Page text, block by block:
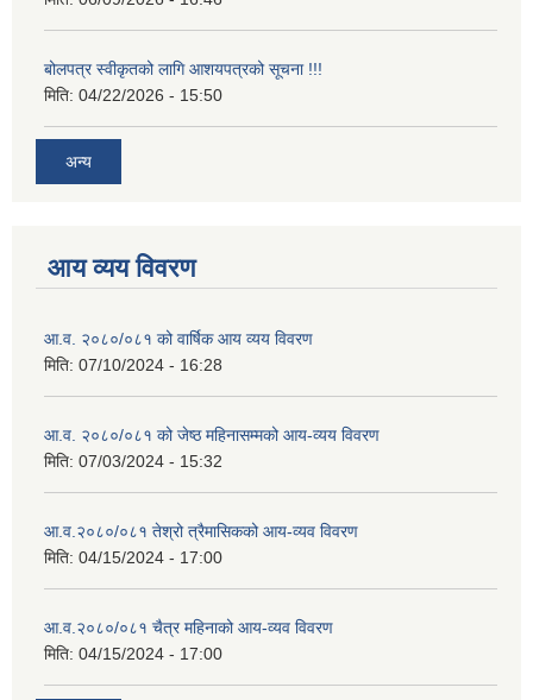
बोलपत्र स्वीकृतको लागि आशयपत्रको सूचना !!!
मिति: 04/22/2026 - 15:50
अन्य
आय व्यय विवरण
आ.व. २०८०/०८१ को वार्षिक आय व्यय विवरण
मिति: 07/10/2024 - 16:28
आ.व. २०८०/०८१ को जेष्ठ महिनासम्मको आय-व्यय विवरण
मिति: 07/03/2024 - 15:32
आ.व.२०८०/०८१ तेश्रो त्रैमासिकको आय-व्यव विवरण
मिति: 04/15/2024 - 17:00
आ.व.२०८०/०८१ चैत्र महिनाको आय-व्यव विवरण
मिति: 04/15/2024 - 17:00